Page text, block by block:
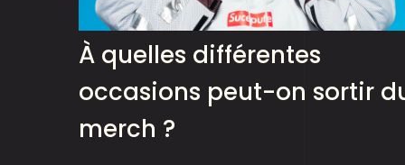
À quelles différentes
occasions peut-on sortir
merch ?